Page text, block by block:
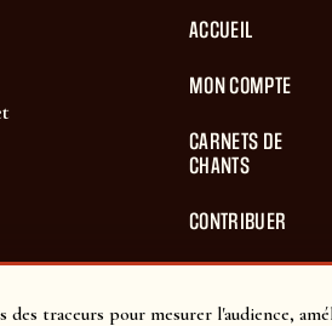
traceurs pour mesurer l'audience,
ACCUEIL
MON COMPTE
CARNETS DE
CHANTS
CONTRIBUER